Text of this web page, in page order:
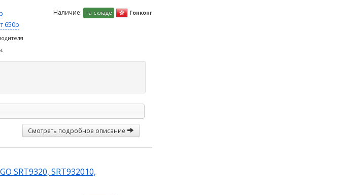
650р
Наличие: на складе Гонконг
Смотреть подробное описание
SRT9320, SRT932010,